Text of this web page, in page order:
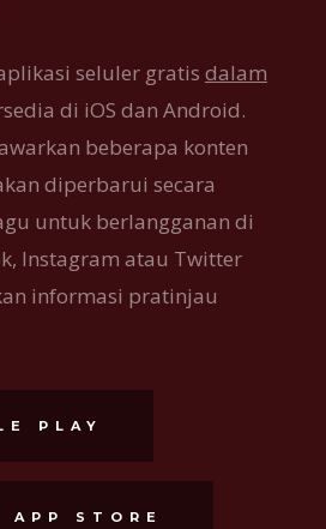
seluler gratis dalam
di iOS dan Android.
beberapa konten
diperbarui secara
untuk berlangganan di
Instagram atau Twitter
informasi pratinjau
PLAY
APP STORE